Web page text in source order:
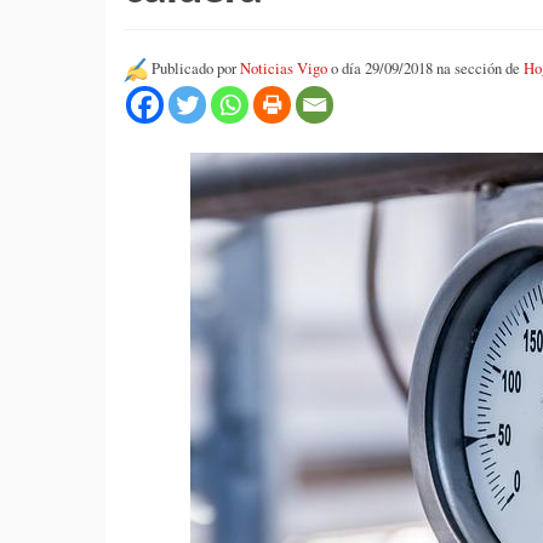
Publicado porNoticias Vigoo día 29/09/2018 na sección de